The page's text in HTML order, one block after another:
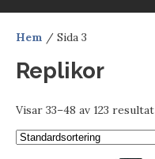
Hem / Sida 3
Replikor
Visar 33–48 av 123 resultat